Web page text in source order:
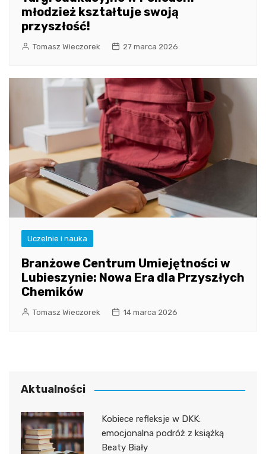
młodzież kształtuje swoją
przyszłość!
Tomasz Wieczorek 27 marca 2026
Uczelnie i nauka
Branżowe Centrum Umiejętności w
Lubieszynie: Nowa Era dla Przyszłych
Chemików
Tomasz Wieczorek 14 marca 2026
Aktualności
Kobiece refleksje w DKK:
emocjonalna podróż z książką
Beaty Biały